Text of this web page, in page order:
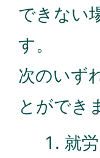
できない
す。
次のいず
とができ
就